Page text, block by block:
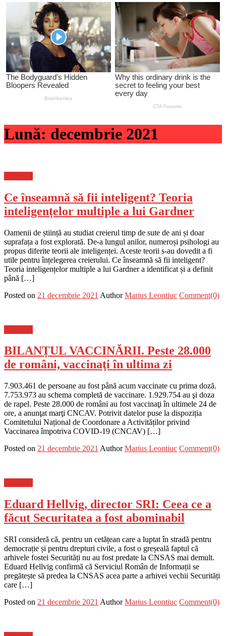
Lună: decembrie 2021
Ce înseamnă să fii inteligent? Teoria
inteligențelor multiple a lui Gardner
Oamenii de știință au studiat creierul timp de sute de ani și doar
suprafața a fost explorată. De-a lungul anilor, numeroși psihologi au
propus diferite teorii ale inteligenței. Aceste teorii s-au dovedit a fi
utile pentru înțelegerea creierului. Ce înseamnă să fii inteligent?
Teoria inteligențelor multiple a lui Gardner a identificat și a definit
până […]
Posted on 21 decembrie 2021 Author Marius Leontiuc Comment(0)
BILANȚUL VACCINĂRII. Peste 28.000
de români, vaccinaţi în ultima zi
7.903.461 de persoane au fost până acum vaccinate cu prima doză.
7.753.973 au schema completă de vaccinare. 1.929.754 au şi doza
de rapel. Peste 28.000 de români au fost vaccinaţi în ultimele 24 de
ore, a anunţat marţi CNCAV. Potrivit datelor puse la dispoziția
Comitetului Național de Coordonare a Activităților privind
Vaccinarea împotriva COVID-19 (CNCAV) […]
Posted on 21 decembrie 2021 Author Marius Leontiuc Comment(0)
Eduard Hellvig, director SRI: Ceea ce a
făcut Securitatea a fost abominabil
SRI consideră că, pentru un cetățean care a luptat în stradă pentru
democrație și pentru drepturi civile, a fost o greșeală faptul că
arhivele fostei Securități nu au fost predate la CNSAS mai demult.
Eduard Hellvig confirmă că Serviciul Român de Informații se
pregătește să predea la CNSAS acea parte a arhivei vechii Securități
care […]
Posted on 21 decembrie 2021 Author Marius Leontiuc Comment(0)